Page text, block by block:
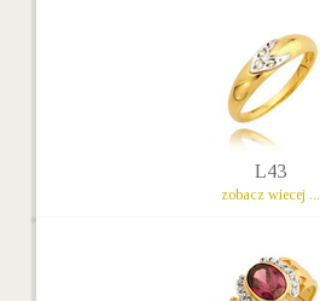
L43
zobacz wiecej ...